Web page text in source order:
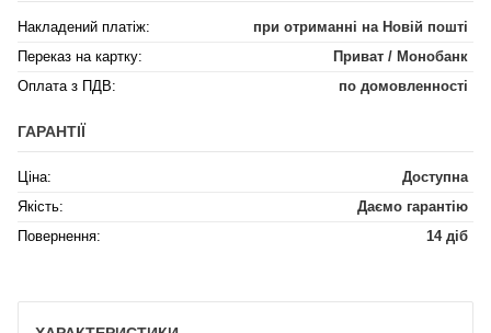
Накладений платіж:
при отриманні на Новій пошті
Переказ на картку:
Приват / Монобанк
Оплата з ПДВ:
по домовленності
ГАРАНТІЇ
Ціна:
Доступна
Якість:
Даємо гарантію
Повернення:
14 діб